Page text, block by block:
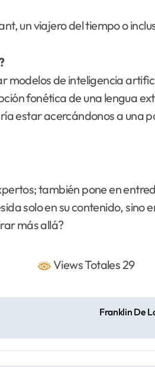
un viajero del tiempo o
de inteligencia
fonética de una lengua
estar acercándonos a una
también pone en
solo en su contenido,
más allá?
Views Totales 29
Franklin De